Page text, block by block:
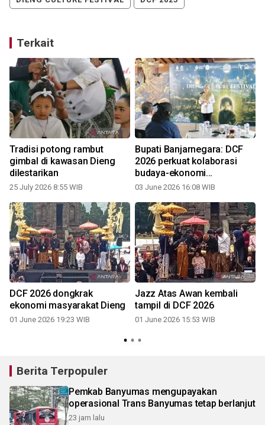
Terkait
Tradisi potong rambut
gimbal di kawasan Dieng
dilestarikan
25 July 2026 8:55 WIB
Bupati Banjarnegara: DCF
2026 perkuat kolaborasi
budaya-ekonomi
masyarakat
03 June 2026 16:08 WIB
DCF 2026 dongkrak
ekonomi masyarakat Dieng
01 June 2026 19:23 WIB
Jazz Atas Awan kembali
tampil di DCF 2026
01 June 2026 15:53 WIB
Berita Terpopuler
Pemkab Banyumas mengupayakan
operasional Trans Banyumas tetap berlanjut
23 jam lalu